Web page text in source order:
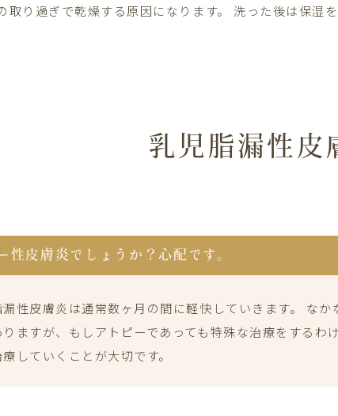
取り過ぎで乾燥する原因になります。 洗った後は保湿
乳児脂漏性皮
性皮膚炎でしょうか？心配です。
性皮膚炎は通常数ヶ月の間に軽快していきます。 な
ますが、もしアトピーであっても特殊な治療をする
していくことが大切です。